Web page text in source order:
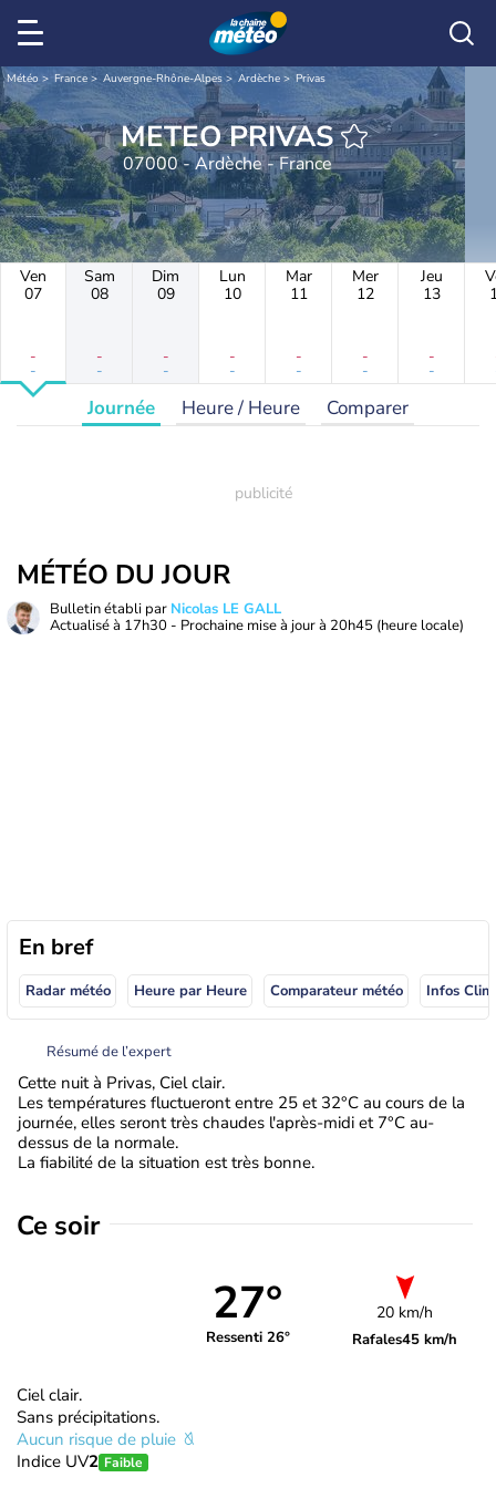
Météo France Auvergne-Rhône-Alpes Ardèche Privas
METEO PRIVAS
07000 - Ardèche - France
Ven
07
-
-
Sam
08
-
-
Dim
09
-
-
Lun
10
-
-
Mar
11
-
-
Mer
12
-
-
Jeu
13
-
-
Journée Heure / Heure Comparer
MÉTÉO DU JOUR
Bulletin établi par Nicolas LE GALL
Actualisé à 17h30 - Prochaine mise à jour à 20h45 (heure locale)
En bref
Radar météo Heure par Heure Comparateur météo Infos
Résumé de l’expert
Cette nuit à Privas, Ciel clair.
Les températures fluctueront entre 25 et 32°C au cours de la
journée, elles seront très chaudes l'après-midi et 7°C au-
dessus de la normale.
La fiabilité de la situation est très bonne.
Ce soir
27°
Ressenti 26°
20 km/h
Rafales45 km/h
Ciel clair.
Sans précipitations.
Aucun risque de pluie
Indice UV2 Faible